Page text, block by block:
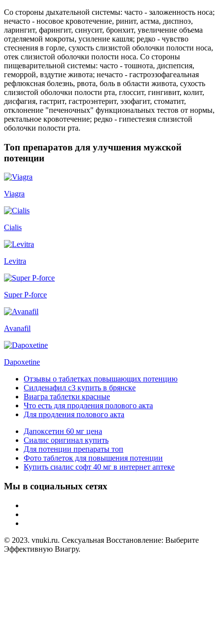
Со стороны дыхательной системы: часто - заложенность носа;
нечасто - носовое кровотечение, ринит, астма, диспноэ,
ларингит, фарингит, синусит, бронхит, увеличение объема
отделяемой мокроты, усиление кашля; редко - чувство
стеснения в горле, сухость слизистой оболочки полости носа,
отек слизистой оболочки полости носа. Со стороны
пищеварительной системы: часто - тошнота, диспепсия,
геморрой, вздутие живота; нечасто - гастроэзофагеальная
рефлюксная болезнь, рвота, боль в области живота, сухость
слизистой оболочки полости рта, глоссит, гингивит, колит,
дисфагия, гастрит, гастроэнтерит, эзофагит, стоматит,
отклонение "печеночных" функциональных тестов от нормы,
ректальное кровотечение; редко - гипестезия слизистой
оболочки полости рта.
Топ препаратов для улучшения мужской
потенции
Viagra
Cialis
Levitra
Super P-force
Avanafil
Dapoxetine
Отзывы о таблетках повышающих потенцию
Силденафил с3 купить в брянске
Виагра таблетки красные
Что есть для продления полового акта
Для продления полового акта
Дапоксетин 60 мг цена
Сиалис оригинал купить
Для потенции препараты топ
Фото таблеток для повышения потенции
Купить сиалис софт 40 мг в интернет аптеке
Мы в социальных сетях
© 2023. vnuki.ru. Сексуальная Восстановление: Выберите
Эффективную Виагру.